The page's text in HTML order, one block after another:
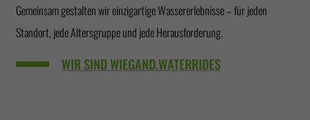
Gemeinsam gestalten wir einzigartige Wassererlebnisse – für jeden
Standort, jede Altersgruppe und jede Herausforderung.
WIR SIND WIEGAND.WATERRIDES